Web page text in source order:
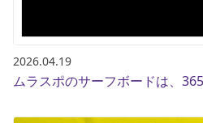
2026.04.19
ムラスポのサーフボードは、